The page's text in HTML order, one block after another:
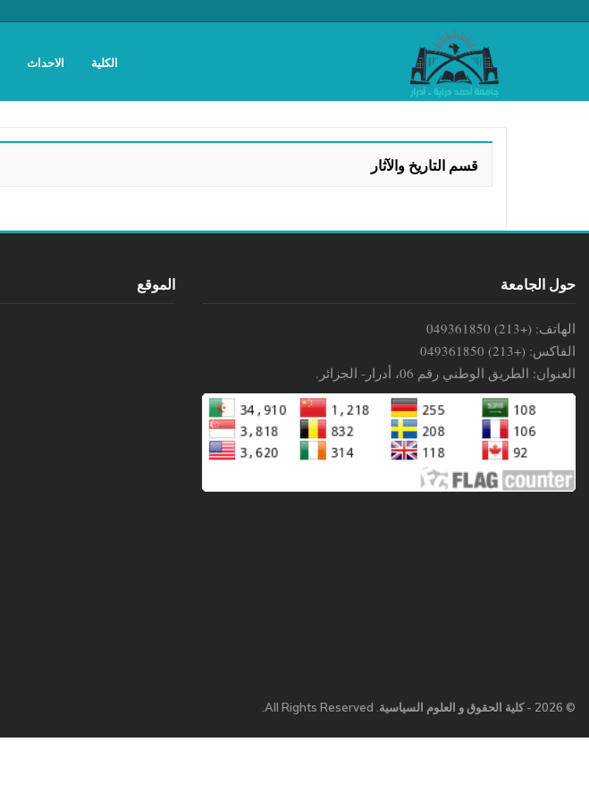
الكلية الاحداث
قسم التاريخ والآثار
حول الجامعة
الهاتف: (+213) 049361850
الفاكس: (+213) 049361850
العنوان: الطريق الوطني رقم 06، أدرار- الجزائر.
الموقع
© 2026 - كلية الحقوق و العلوم السياسية. All Rights Reserved.